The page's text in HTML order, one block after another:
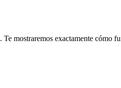
mostraremos exactamente cómo